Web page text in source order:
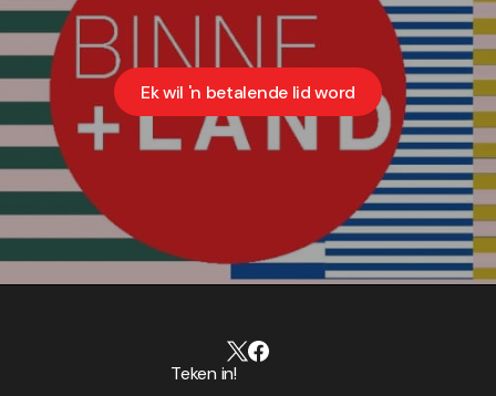
Ek wil 'n betalende lid word
Teken in!